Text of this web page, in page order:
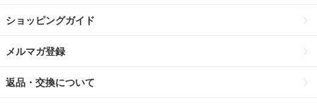
ショッピングガイド
メルマガ登録
返品・交換について